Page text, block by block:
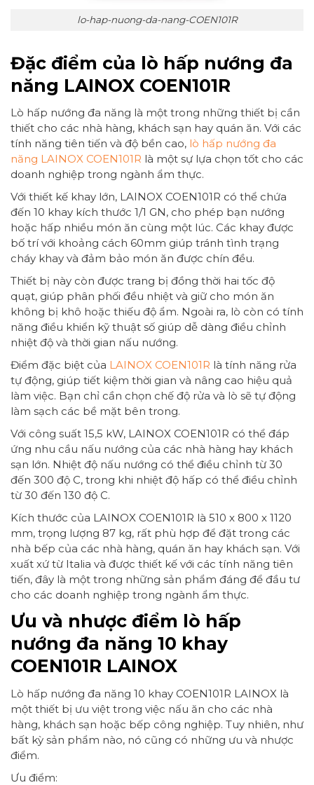
lo-hap-nuong-da-nang-COEN101R
Đặc điểm của lò hấp nướng đa
năng LAINOX COEN101R
Lò hấp nướng đa năng là một trong những thiết bị cần
thiết cho các nhà hàng, khách sạn hay quán ăn. Với các
tính năng tiên tiến và độ bền cao, lò hấp nướng đa
năng LAINOX COEN101R là một sự lựa chọn tốt cho các
doanh nghiệp trong ngành ẩm thực.
Với thiết kế khay lớn, LAINOX COEN101R có thể chứa
đến 10 khay kích thước 1/1 GN, cho phép bạn nướng
hoặc hấp nhiều món ăn cùng một lúc. Các khay được
bố trí với khoảng cách 60mm giúp tránh tình trạng
cháy khay và đảm bảo món ăn được chín đều.
Thiết bị này còn được trang bị đồng thời hai tốc độ
quạt, giúp phân phối đều nhiệt và giữ cho món ăn
không bị khô hoặc thiếu độ ẩm. Ngoài ra, lò còn có tính
năng điều khiển kỹ thuật số giúp dễ dàng điều chỉnh
nhiệt độ và thời gian nấu nướng.
Điểm đặc biệt của LAINOX COEN101R là tính năng rửa
tự động, giúp tiết kiệm thời gian và nâng cao hiệu quả
làm việc. Bạn chỉ cần chọn chế độ rửa và lò sẽ tự động
làm sạch các bề mặt bên trong.
Với công suất 15,5 kW, LAINOX COEN101R có thể đáp
ứng nhu cầu nấu nướng của các nhà hàng hay khách
sạn lớn. Nhiệt độ nấu nướng có thể điều chỉnh từ 30
đến 300 độ C, trong khi nhiệt độ hấp có thể điều chỉnh
từ 30 đến 130 độ C.
Kích thước của LAINOX COEN101R là 510 x 800 x 1120
mm, trọng lượng 87 kg, rất phù hợp để đặt trong các
nhà bếp của các nhà hàng, quán ăn hay khách sạn. Với
xuất xứ từ Italia và được thiết kế với các tính năng tiên
tiến, đây là một trong những sản phẩm đáng để đầu tư
cho các doanh nghiệp trong ngành ẩm thực.
Ưu và nhược điểm lò hấp
nướng đa năng 10 khay
COEN101R LAINOX
Lò hấp nướng đa năng 10 khay COEN101R LAINOX là
một thiết bị ưu việt trong việc nấu ăn cho các nhà
hàng, khách sạn hoặc bếp công nghiệp. Tuy nhiên, như
bất kỳ sản phẩm nào, nó cũng có những ưu và nhược
điểm.
Ưu điểm: